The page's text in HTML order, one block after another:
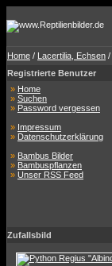
Home / Lacertilia, Echsen /
Registrierte Benutzer
» Home
» Suchen
» Password vergessen
» Impressum
» Datenschutzerklärung
» Bambus Bilder
» Bambuspflanzen
» Unser RSS Feed
Zufallsbild